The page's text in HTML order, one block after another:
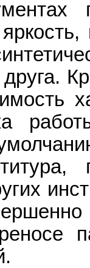
друга.